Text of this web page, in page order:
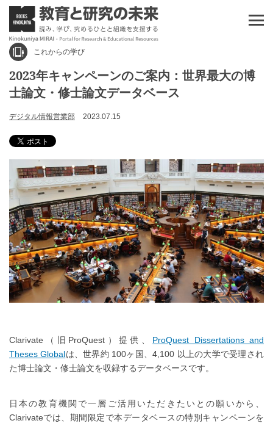
これからの学び
2023年キャンペーンのご案内：世界最大の博
士論文・修士論文データベース
デジタル情報営業部 2023.07.15
Clarivate（旧ProQuest）提供、 ProQuest Dissertations and
Theses Globalは、世界約 100ヶ国、4,100 以上の大学で受理され
た博士論文・修士論文を収録するデータベースです。
日本の教育機関で一層ご活用いただきたいとの願いから、
Clarivateでは、期間限定で本データベースの特別キャンペーンを